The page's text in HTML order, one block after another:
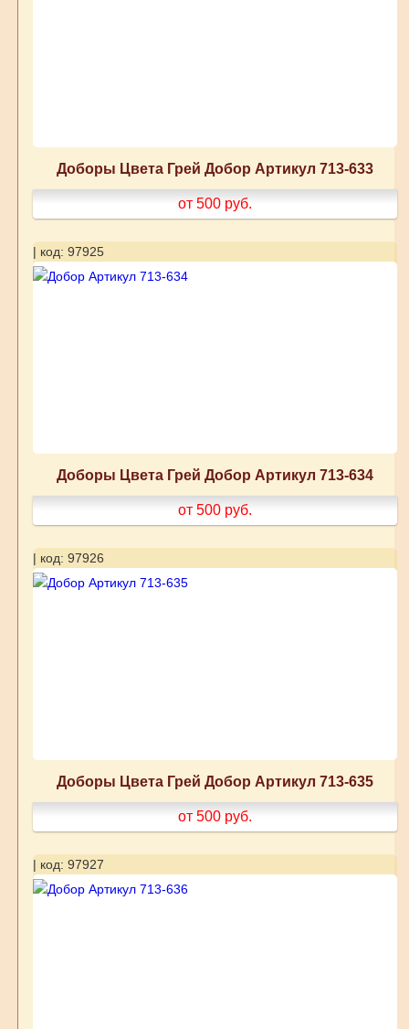
Доборы Цвета Грей Добор Артикул 713-633
от 500 руб.
| код: 97925
Доборы Цвета Грей Добор Артикул 713-634
от 500 руб.
| код: 97926
Доборы Цвета Грей Добор Артикул 713-635
от 500 руб.
| код: 97927